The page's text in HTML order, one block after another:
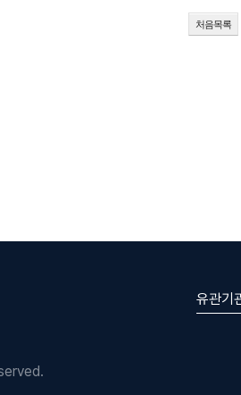
처음목록
유관기